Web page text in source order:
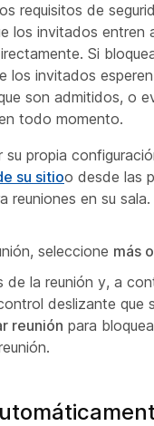
requisitos de
los invitados entren
Si
los invitados
son admitidos, o
todo momento.
su propia
su sitioo desde las
reuniones en su sala.
seleccione más
de la reunión y, a
deslizante que
reunión para